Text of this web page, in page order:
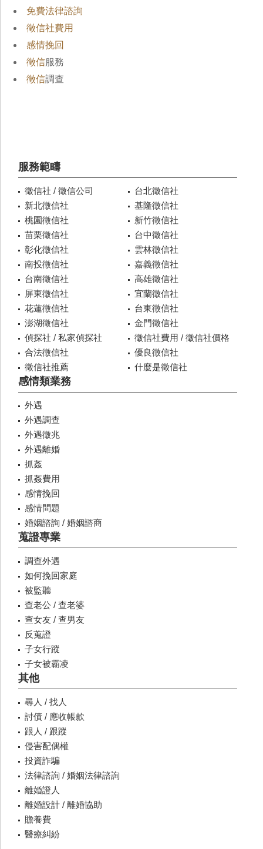
免費法律諮詢
徵信社費用
感情挽回
徵信服務
徵信調查
服務範疇
徵信社 / 徵信公司
台北徵信社
新北徵信社
基隆徵信社
桃園徵信社
新竹徵信社
苗栗徵信社
台中徵信社
彰化徵信社
雲林徵信社
南投徵信社
嘉義徵信社
台南徵信社
高雄徵信社
屏東徵信社
宜蘭徵信社
花蓮徵信社
台東徵信社
澎湖徵信社
金門徵信社
偵探社 / 私家偵探社
徵信社費用 / 徵信社價格
合法徵信社
優良徵信社
徵信社推薦
什麼是徵信社
感情類業務
外遇
外遇調查
外遇徵兆
外遇離婚
抓姦
抓姦費用
感情挽回
感情問題
婚姻諮詢 / 婚姻諮商
蒐證專業
調查外遇
如何挽回家庭
被監聽
查老公 / 查老婆
查女友 / 查男友
反蒐證
子女行蹤
子女被霸凌
其他
尋人 / 找人
討債 / 應收帳款
跟人 / 跟蹤
侵害配偶權
投資詐騙
法律諮詢 / 婚姻法律諮詢
離婚證人
離婚設計 / 離婚協助
贍養費
醫療糾紛